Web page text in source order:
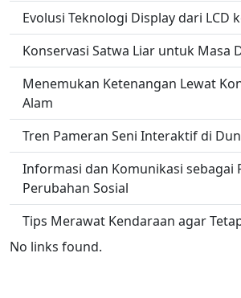
Evolusi Teknologi Display dari LCD
Konservasi Satwa Liar untuk Masa
Menemukan Ketenangan Lewat
Alam
Tren Pameran Seni Interaktif di
Informasi dan Komunikasi sebagai
Perubahan Sosial
Tips Merawat Kendaraan agar
No links found.